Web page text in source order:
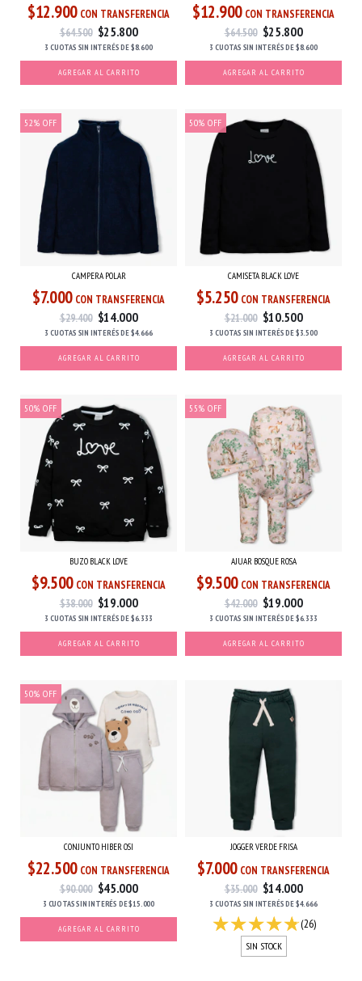
$12.900 CON TRANSFERENCIA
$64.500 $25.800
3 CUOTAS SIN INTERÉSDE$8.600
AGREGAR AL CARRITO
$12.900 CON TRANSFERENCIA
$64.500 $25.800
3 CUOTAS SIN INTERÉSDE$8.600
AGREGAR AL CARRITO
52% OFF
CAMPERA POLAR
$7.000 CON TRANSFERENCIA
$29.400 $14.000
3 CUOTAS SIN INTERÉSDE$4.666
AGREGAR AL CARRITO
50% OFF
CAMISETA BLACK LOVE
$5.250 CON TRANSFERENCIA
$21.000 $10.500
3 CUOTAS SIN INTERÉSDE$3.500
AGREGAR AL CARRITO
50% OFF
BUZO BLACK LOVE
$9.500 CON TRANSFERENCIA
$38.000 $19.000
3 CUOTAS SIN INTERÉSDE$6.333
AGREGAR AL CARRITO
55% OFF
AJUAR BOSQUE ROSA
$9.500 CON TRANSFERENCIA
$42.000 $19.000
3 CUOTAS SIN INTERÉSDE$6.333
AGREGAR AL CARRITO
50% OFF
CONJUNTO HIBER OSI
$22.500 CON TRANSFERENCIA
$90.000 $45.000
3 CUOTASSIN INTERÉS DE$15.000
AGREGAR AL CARRITO
JOGGER VERDE FRISA
$7.000 CON TRANSFERENCIA
$35.000 $14.000
3 CUOTAS SIN INTERÉSDE$4.666
(26)
SIN STOCK